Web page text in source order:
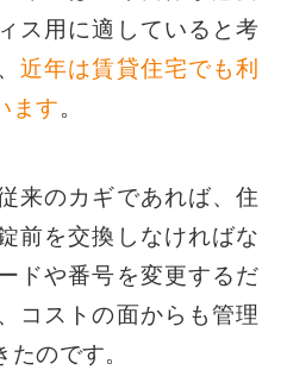
ス用に適していると考
近年は賃貸住宅でも利
ます。
来のカギであれば、住
前を交換しなければな
ドや番号を変更するだ
コストの面からも管理
のです。